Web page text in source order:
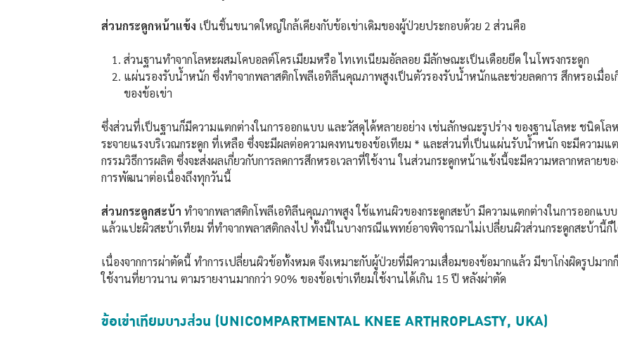
ส่วนกระดูกหน้าแข้ง เป็นชิ้นขนาดใหญ่ใกล้เคียงกับข้อเข่าเดิมของผู้ป่วยประกอบด้วย 2 ส่วนคือ
ส่วนฐานทำจากโลหะผสมโคบอลต์โครเมียมหรือ ไทเทเนียมอัลลอย มีลักษณะเป็นเดือยยึด ในโพรงกระดูก
แผ่นรองรับน้ำหนัก ซึ่งทำจากพลาสติกโพลีเอทิลีนคุณภาพสูงเป็นตัวรองรับน้ำหนักและช่วยลดการ สึกหรอเมื่อ
ของข้อเข่า
ซึ่งส่วนที่เป็นฐานก็มีความแตกต่างในการออกแบบ และวัสดุได้หลายอย่าง เช่นลักษณะรูปร่าง ของฐานโลหะ ชนิดโล
ระจายแรงบริเวณกระดูก ที่เหลือ ซึ่งจะมีผลต่อความคงทนของข้อเทียม * และส่วนที่เป็นแผ่นรับน้ำหนัก จะมีความแ
กรรมวิธีการผลิต ซึ่งจะส่งผลเกี่ยวกับการลดการสึกหรอเวลาที่ใช้งาน ในส่วนกระดูกหน้าแข้งนี้จะมีความหลากหลาย
การพัฒนาต่อเนื่องถึงทุกวันนี้
ส่วนกระดูกสะบ้า ทำจากพลาสติกโพลีเอทิลีนคุณภาพสูง ใช้แทนผิวของกระดูกสะบ้า มีความแตกต่างในการออกแบ
แล้วแปะผิวสะบ้าเทียม ที่ทำจากพลาสติกลงไป ทั้งนี้ในบางกรณีแพทย์อาจพิจารณาไม่เปลี่ยนผิวส่วนกระดูกสะบ้านี้ก็
เนื่องจากการผ่าตัดนี้ ทำการเปลี่ยนผิวข้อทั้งหมด จึงเหมาะกับผู้ป่วยที่มีความเสื่อมของข้อมากแล้ว มีขาโก่งผิดรูปมา
ใช้งานที่ยาวนาน ตามรายงานมากกว่า 90% ของข้อเข่าเทียมใช้งานได้เกิน 15 ปี หลังผ่าตัด
ข้อเข่าเทียมบางส่วน (UNICOMPARTMENTAL KNEE ARTHROPLASTY, UKA)